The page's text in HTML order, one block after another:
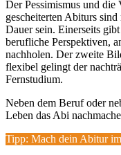
Der Pessimismus und die
gescheiterten Abiturs
Dauer sein. Einerseits
berufliche Perspektiven,
nachholen. Der zweite
flexibel gelingt der
Fernstudium.
Neben dem Beruf oder
Leben das Abi
Tipp: Mach dein Abitur